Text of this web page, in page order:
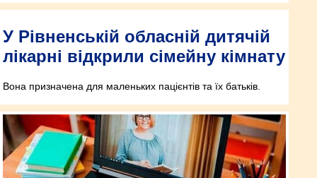
У Рівненській обласній дитячій
лікарні відкрили сімейну кімнату
Вона призначена для маленьких пацієнтів та їх батьків.